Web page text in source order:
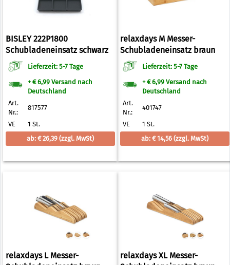
BISLEY 222P1800
Schubladeneinsatz schwarz
Lieferzeit: 5-7 Tage
+ € 6,99 Versand nach
Deutschland
Art.
Nr.:
817577
VE
1 St.
ab: € 26,39 (zzgl. MwSt)
relaxdays M Messer-
Schubladeneinsatz braun
Lieferzeit: 5-7 Tage
+ € 6,99 Versand nach
Deutschland
Art.
Nr.:
401747
VE
1 St.
ab: € 14,56 (zzgl. MwSt)
relaxdays L Messer-
relaxdays XL Messer-